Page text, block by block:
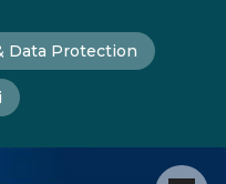
Data Protection